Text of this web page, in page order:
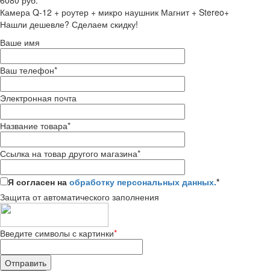
Камера Q-12 + роутер + микро наушник Магнит + Stereo+
Нашли дешевле? Сделаем скидку!
Ваше имя
Ваш телефон*
Электронная почта
Название товара*
Ссылка на товар другого магазина*
Я согласен на обработку персональных данных.*
Защита от автоматического заполнения
Введите символы с картинки*